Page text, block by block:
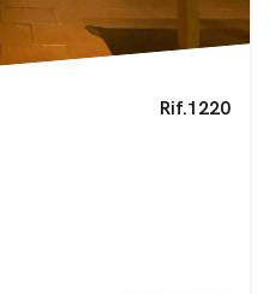
Rif.1220